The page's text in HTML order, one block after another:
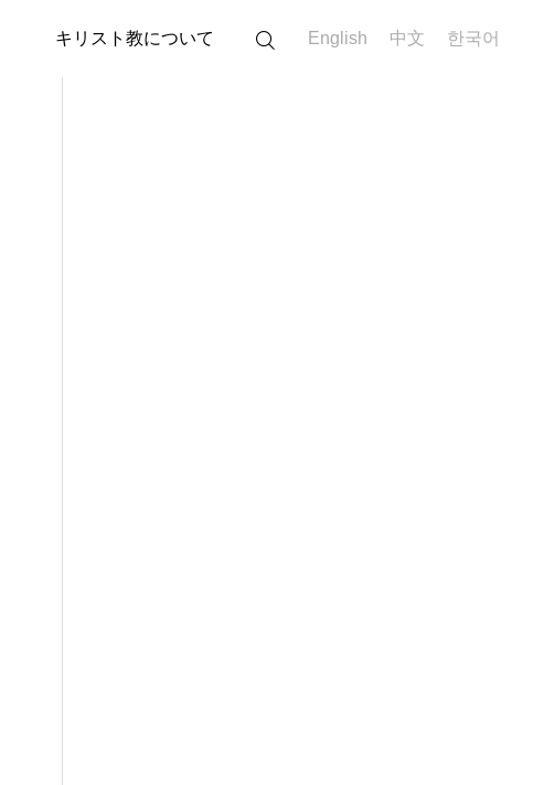
キリスト教について English 中文 한국어